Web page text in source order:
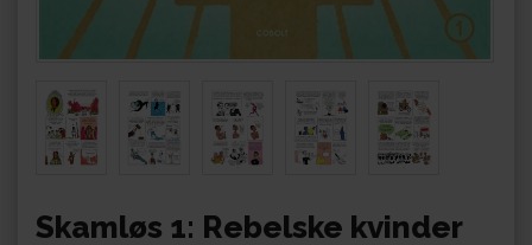
Skamløs 1: Rebelske kvinder